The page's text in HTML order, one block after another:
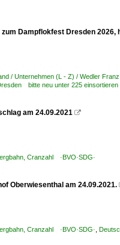
Dampflokfest Dresden
/ Unternehmen (L - Z) / Wedler
bitte neu unter 225 einsortieren
am 24.09.2021 
Cranzahl ·BVO·SDG·
Oberwiesenthal am 24.09.2021.
Cranzahl ·BVO·SDG·